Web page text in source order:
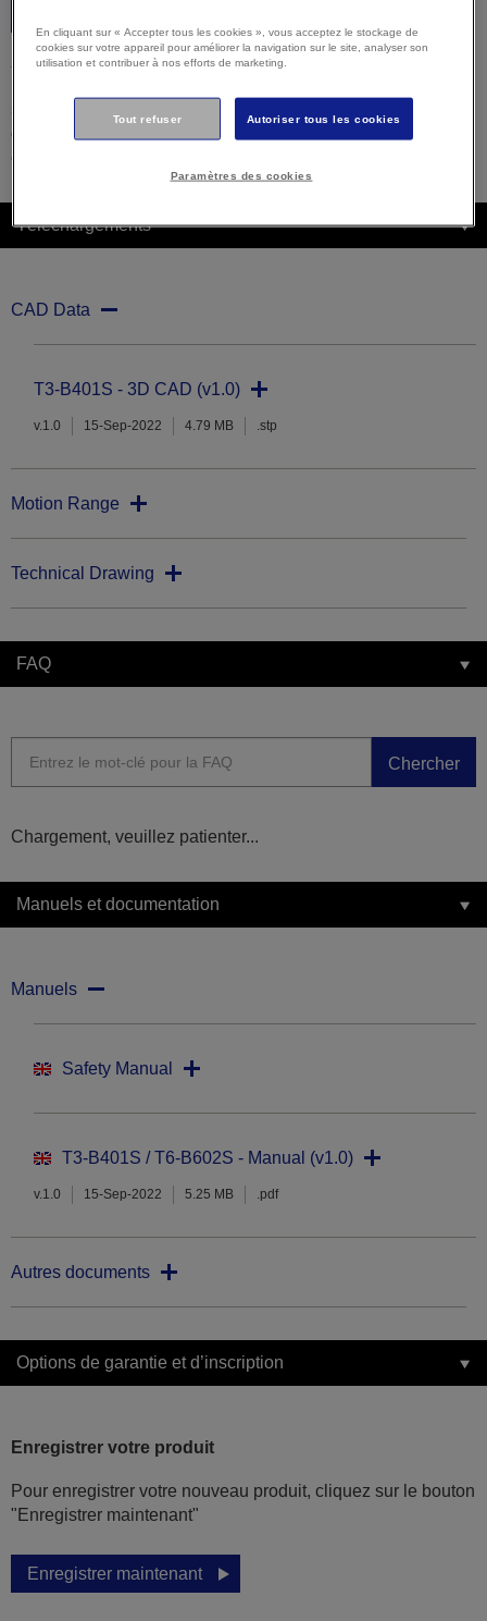
Attention :Il est possible que votre système d’exploitation
sélectionniez manuellement votre système d'exploitation ci-
dessus pour vous assurer que vous visualisez un contenu
compatible.
Téléchargements
CAD Data
T3-B401S - 3D CAD (v1.0)
v.1.0 15-Sep-2022 4.79 MB .stp
Motion Range
Technical Drawing
FAQ
Chercher
Chargement, veuillez patienter...
Manuels et documentation
Manuels
Safety Manual
T3-B401S / T6-B602S - Manual (v1.0)
v.1.0 15-Sep-2022 5.25 MB .pdf
Autres documents
Options de garantie et d’inscription
Enregistrer votre produit
Pour enregistrer votre nouveau produit, cliquez sur le bouton
"Enregistrer maintenant"
Enregistrer maintenant
En cliquant sur « Accepter tous les cookies », vous acceptez le stockage de
cookies sur votre appareil pour améliorer la navigation sur le site, analyser son
utilisation et contribuer à nos efforts de marketing.
Tout refuser Autoriser tous les cookies
Paramètres des cookies